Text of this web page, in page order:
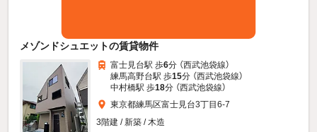
メゾンドシュエットの賃貸物件
富士見台駅 歩6分 （西武池袋線）
練馬高野台駅 歩15分 （西武池袋線）
中村橋駅 歩18分 （西武池袋線）
東京都練馬区富士見台3丁目6-7
3階建 / 新築 / 木造